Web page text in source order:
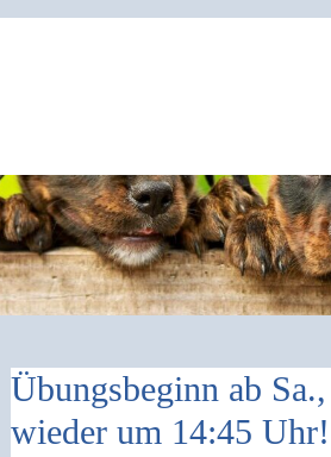
Übungsbeginn ab
wieder um 14:45